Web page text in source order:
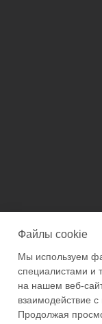
2026 ©
Файлы cookie
Мы используем
специалистами и
на нашем веб-
взаимодействие
Продолжая